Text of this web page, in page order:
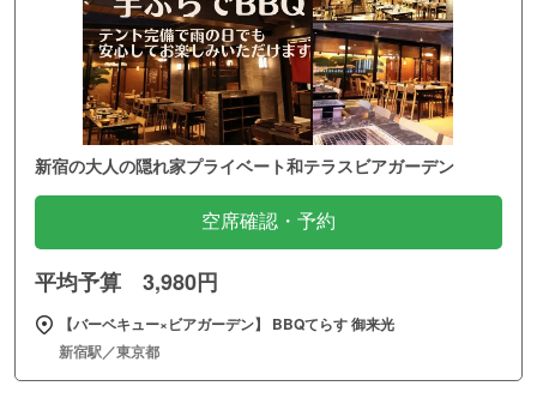
新宿の大人の隠れ家プライベート和テラスビアガーデン
空席確認・予約
平均予算 3,980円
【バーベキュー×ビアガーデン】 BBQてらす 御来光
新宿駅／東京都